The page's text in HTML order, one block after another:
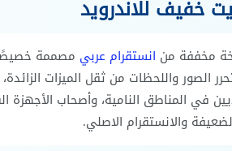
خفيف للاندرويد
مخففة من انستقرام عربي مصممة خصيصًا
الصور واللحظات من ثقل الميزات
في المناطق النامية، وأصحاب
والانستقرام الاصلي.